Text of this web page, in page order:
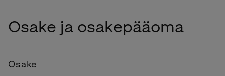
Osake ja osakepääoma
Osake